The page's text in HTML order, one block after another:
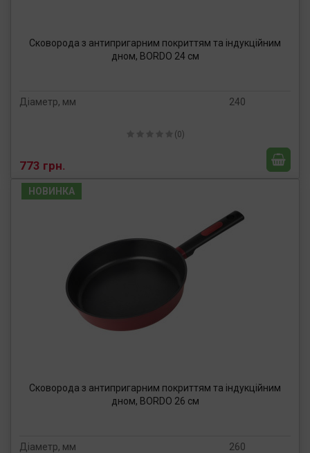
Сковорода з антипригарним покриттям та індукційним
дном, BORDO 24 см
Діаметр, мм 240
(0)
773 грн.
НОВИНКА
Сковорода з антипригарним покриттям та індукційним
дном, BORDO 26 см
Діаметр, мм 260